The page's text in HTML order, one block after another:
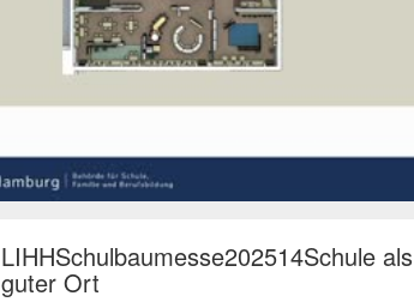
LIHHSchulbaumesse202514Schule als
guter Ort